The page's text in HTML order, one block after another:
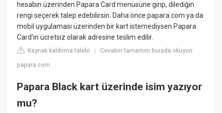
hesabın üzerinden Papara Card menüsüne girip, dilediğin
rengi seçerek talep edebilirsin. Daha önce papara.com ya da
mobil uygulaması üzerinden bir kart istemediysen Papara
Card'ın ücretsiz olarak adresine teslim edilir.
Kaynak kaldırma talebi |Cevabın tamamını burada okuyun:
papara.com
Papara Black kart üzerinde isim yazıyor
mu?